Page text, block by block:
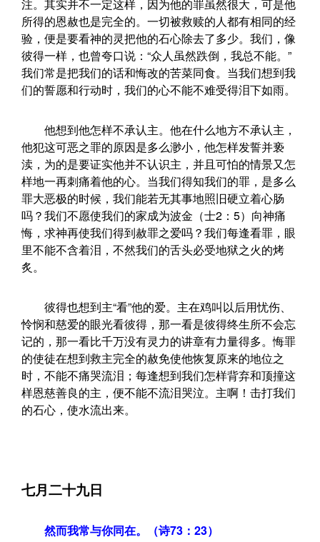
注。其实并不一定这样，因为他的罪虽然很大，可是他
所得的恩赦也是完全的。一切被救赎的人都有相同的经
验，便是要看神的灵把他的石心除去了多少。我们，像
彼得一样，也曾夸口说：“众人虽然跌倒，我总不能。”
我们常是把我们的话和悔改的苦菜同食。当我们想到我
们的誓愿和行动时，我们的心不能不难受得泪下如雨。
他想到他怎样不承认主。他在什么地方不承认主，
他犯这可恶之罪的原因是多么渺小，他怎样发誓并亵
渎，为的是要证实他并不认识主，并且可怕的情景又怎
样地一再刺痛着他的心。当我们得知我们的罪，是多么
罪大恶极的时候，我们能若无其事地照旧硬立着心肠
吗？我们不愿使我们的家成为波金（士2：5）向神痛
悔，求神再使我们得到赦罪之爱吗？我们每逢看罪，眼
里不能不含着泪，不然我们的舌头必受地狱之火的烤
炙。
彼得也想到主“看”他的爱。主在鸡叫以后用忧伤、
怜悯和慈爱的眼光看彼得，那一看是彼得终生所不会忘
记的，那一看比千万没有灵力的讲章有力量得多。悔罪
的使徒在想到救主完全的赦免使他恢复原来的地位之
时，不能不痛哭流泪；每逢想到我们怎样背弃和顶撞这
样恩慈善良的主，便不能不流泪哭泣。主啊！击打我们
的石心，使水流出来。
七月二十九日
然而我常与你同在。（诗73：23）